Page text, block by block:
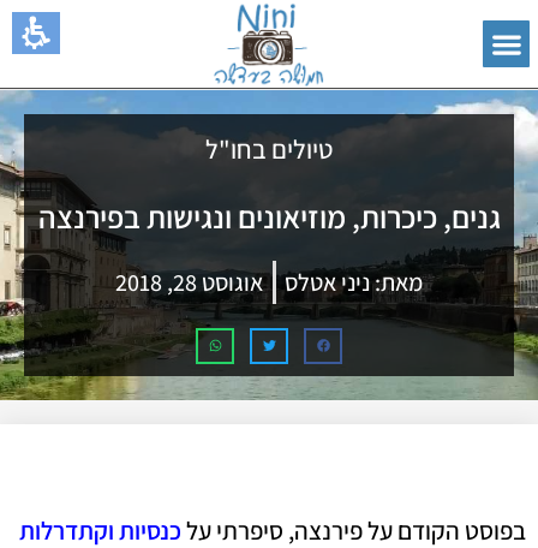
טיולים בחו"ל
גנים, כיכרות, מוזיאונים ונגישות בפירנצה
מאת:ניני אטלס אוגוסט 28, 2018
בפוסט הקודם על פירנצה, סיפרתי עלכנסיות וקתדרלות